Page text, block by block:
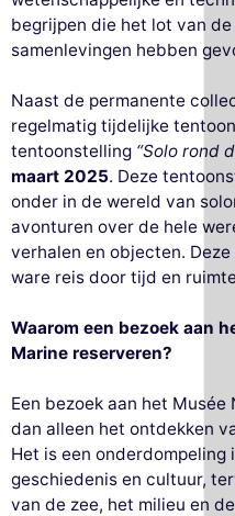
begrijpen die het lot van
samenlevingen hebben
Naast de permanente
regelmatig tijdelijke
tentoonstelling “Solo rond
maart 2025. Deze
onder in de wereld van
avonturen over de hele
verhalen en objecten.
ware reis door tijd en
Waarom een bezoek aan
Marine reserveren?
Een bezoek aan het
dan alleen het ontdekken
Het is een onderdompeling
geschiedenis en cultuur,
van de zee, het milieu en